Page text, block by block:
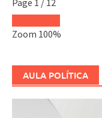
Zoom 100%
AULA POLÍTICA